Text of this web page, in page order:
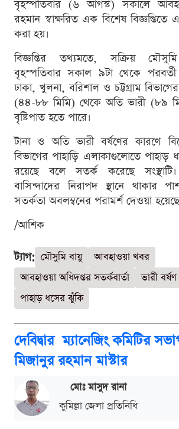
বৃহস্পতিবার (৬ আগস্ট) সকালে
রহমান স্বাক্ষরিত এক বিশেষ বিজ্ঞপ্তিতে
করা হয়।
বিজ্ঞপ্তির তথ্যমতে, সক্রিয়
বৃহস্পতিবার সকাল ৯টা থেকে
ঢাকা, খুলনা, বরিশাল ও চট্টগ্রাম বিভাগের
(৪৪-৮৮ মিমি) থেকে অতি ভারী (৮৯
বৃষ্টিপাত হতে পারে।
টানা ও অতি ভারী বর্ষণের কারণে
বিভাগের পাহাড়ি এলাকাগুলোতে পাহাড়
রয়েছে বলে সতর্ক করেছে
বাসিন্দাদের নিরাপদ স্থানে থাকার
সতর্কতা অবলম্বনের পরামর্শ দেওয়া
/আশিক
ট্যাগ: মৌসুমি বায়ু
আবহাওয়া খবর
আবহাওয়া অধিদপ্তর সতর্কবার্তা
ভারী বর্ষণ
পাহাড় ধসের ঝুঁকি
দেবিদ্বার ম্যানেজিং কমিটির
মিজানুর রহমান মাস্টার
মোঃ মাসুদ রানা
কুমিল্লা জেলা প্রতিনিধি